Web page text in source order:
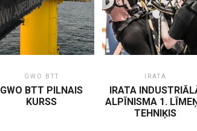
GWO BTT
GWO BTT PILNAIS
KURSS
IRATA
IRATA
ALPĪNISMA 1.
TEHNIĶIS